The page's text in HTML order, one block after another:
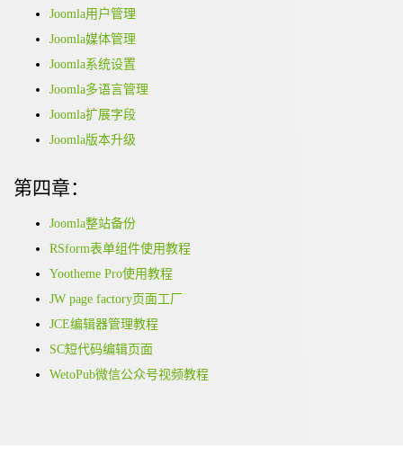
Joomla用户管理
Joomla媒体管理
Joomla系统设置
Joomla多语言管理
Joomla扩展字段
Joomla版本升级
第四章：
Joomla整站备份
RSform表单组件使用教程
Yootheme Pro使用教程
JW page factory页面工厂
JCE编辑器管理教程
SC短代码编辑页面
WetoPub微信公众号视频教程